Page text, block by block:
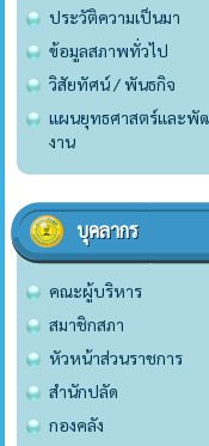
ประวัติความเป็นมา
ข้อมูลสภาพทั่วไป
วิสัยทัศน์ / พันธกิจ
แผนยุทธศาสตร์และพั
งาน
บุคลากร
คณะผู้บริหาร
สมาชิกสภา
หัวหน้าส่วนราชการ
สำนักปลัด
กองคลัง